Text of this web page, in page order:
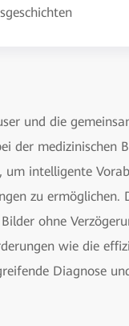
und die
der
um intelligente
zu
ohne
wie die
Diagnose